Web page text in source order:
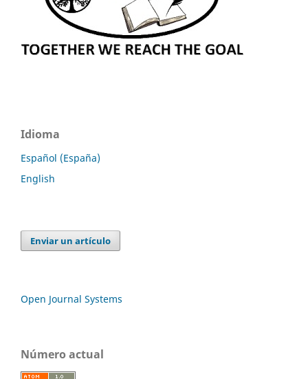
Idioma
Español (España)
English
Enviar un artículo
Open Journal Systems
Número actual